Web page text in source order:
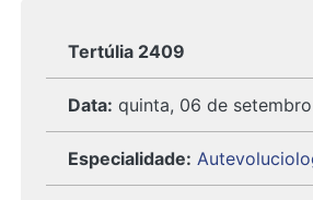
Tertúlia 2409
Data: quinta, 06 de
Especialidade: